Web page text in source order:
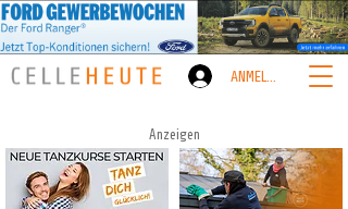
ANMELDEN
Anzeigen